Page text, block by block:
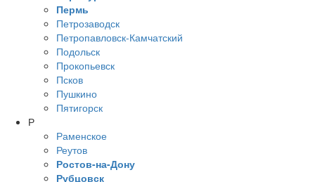
Пермь
Петрозаводск
Петропавловск-Камчатский
Подольск
Прокопьевск
Псков
Пушкино
Пятигорск
Р
Раменское
Реутов
Ростов-на-Дону
Рубцовск